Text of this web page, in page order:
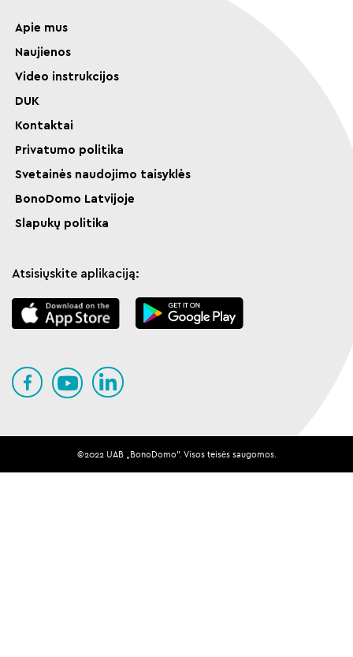
Apie mus
Naujienos
Video instrukcijos
DUK
Kontaktai
Privatumo politika
Svetainės naudojimo taisyklės
BonoDomo Latvijoje
Slapukų politika
Atsisiųskite aplikaciją:
©️️️️️2022 UAB „BonoDomo". Visos teisės saugomos.